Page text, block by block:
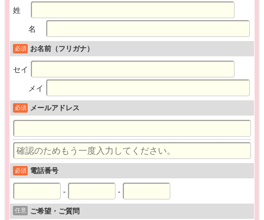
姓
名
必須 お名前（フリガナ）
セイ
メイ
必須 メールアドレス
必須 電話番号
- -
任意 ご希望・ご質問